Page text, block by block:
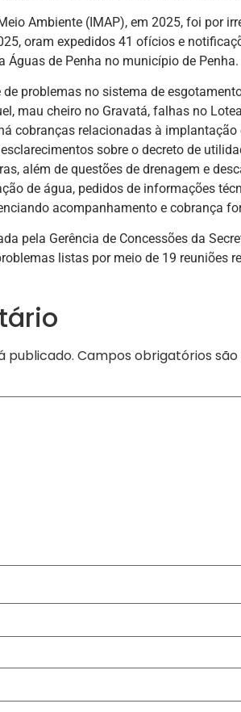
Ambiente (IMAP), em 2025, foi por
oram expedidos 41 ofícios e
de Penha no município de Penha.
problemas no sistema de
mau cheiro no Gravatá, falhas no
cobranças relacionadas à implantação
sobre o decreto de
além de questões de drenagem e
de água, pedidos de informações
acompanhamento e cobrança
pela Gerência de Concessões da
listas por meio de 19 reuniões
publicado. Campos obrigatórios